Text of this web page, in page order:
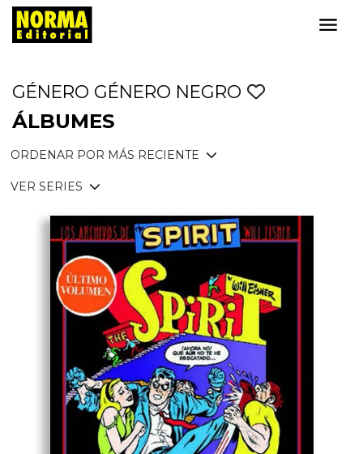
GÉNERO GÉNERO NEGRO
ÁLBUMES
ORDENAR POR MÁS RECIENTE
VER SERIES